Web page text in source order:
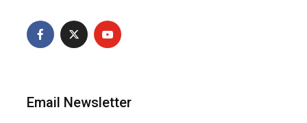
Email Newsletter